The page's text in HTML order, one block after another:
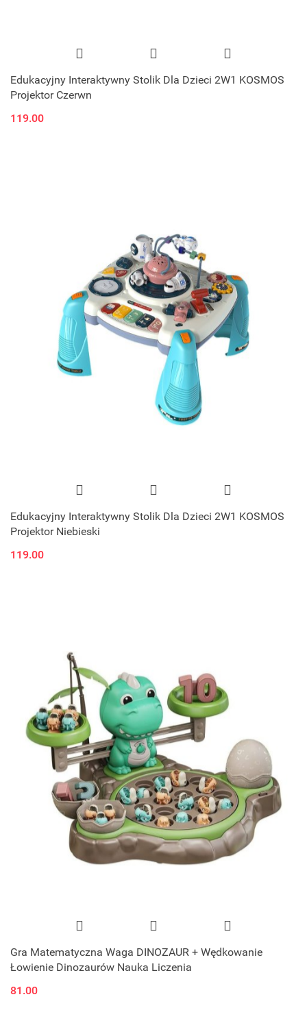
Edukacyjny Interaktywny Stolik Dla Dzieci 2W1 KOSMOS
Projektor Czerwn
119.00
Edukacyjny Interaktywny Stolik Dla Dzieci 2W1 KOSMOS
Projektor Niebieski
119.00
Gra Matematyczna Waga DINOZAUR + Wędkowanie
Łowienie Dinozaurów Nauka Liczenia
81.00